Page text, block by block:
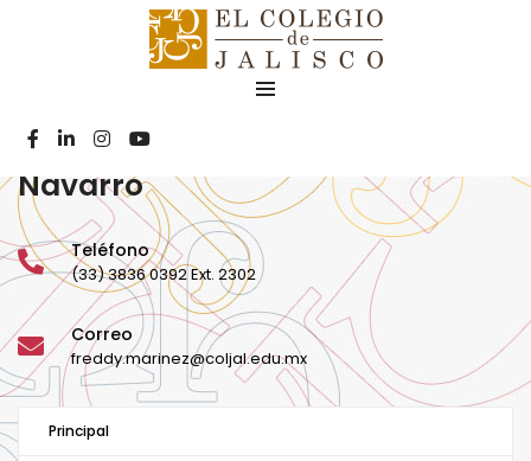
Dr. Freddy Ramón
Navarro
Teléfono
(33) 3836 0392 Ext. 2302
Correo
freddy.marinez@coljal.edu.mx
Principal